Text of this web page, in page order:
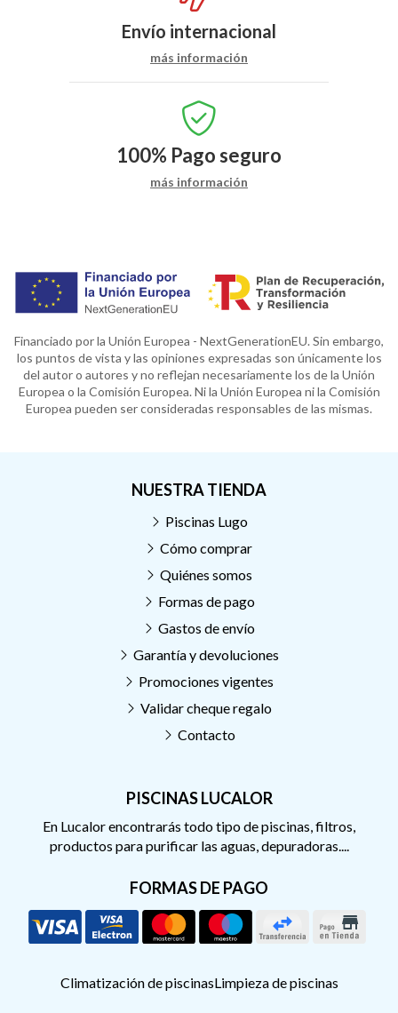
Envío internacional
más información
100% Pago seguro
más información
Financiado por la Unión Europea - NextGenerationEU. Sin embargo,
los puntos de vista y las opiniones expresadas son únicamente los
del autor o autores y no reflejan necesariamente los de la Unión
Europea o la Comisión Europea. Ni la Unión Europea ni la Comisión
Europea pueden ser consideradas responsables de las mismas.
PISCINAS LUCALOR
En Lucalor encontrarás todo tipo de piscinas, filtros,
productos para purificar las aguas, depuradoras....
FORMAS DE PAGO
NUESTRA TIENDA
Piscinas Lugo
Cómo comprar
Quiénes somos
Formas de pago
Gastos de envío
Garantía y devoluciones
Promociones vigentes
Validar cheque regalo
Contacto
Climatización de piscinasLimpieza de piscinas